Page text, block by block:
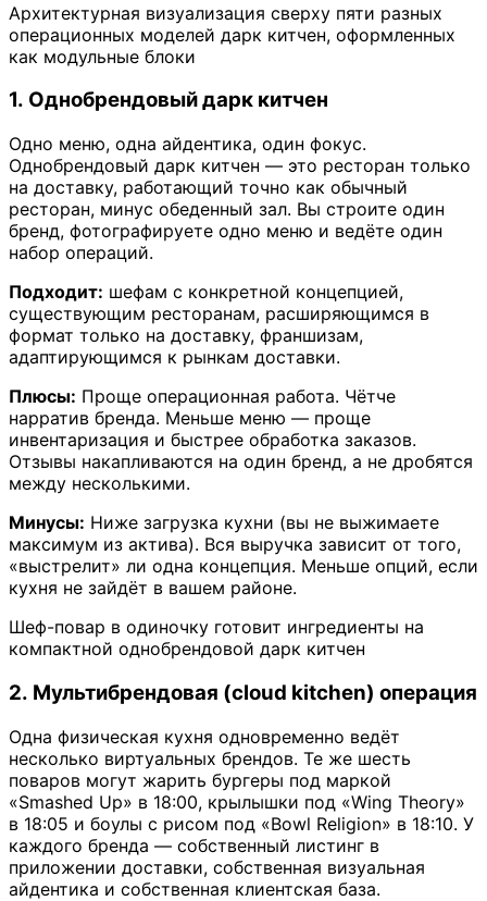
Архитектурная визуализация сверху пяти разных
операционных моделей дарк китчен, оформленных
как модульные блоки
1. Однобрендовый дарк китчен
Одно меню, одна айдентика, один фокус.
Однобрендовый дарк китчен — это ресторан только
на доставку, работающий точно как обычный
ресторан, минус обеденный зал. Вы строите один
бренд, фотографируете одно меню и ведёте один
набор операций.
Подходит: шефам с конкретной концепцией,
существующим ресторанам, расширяющимся в
формат только на доставку, франшизам,
адаптирующимся к рынкам доставки.
Плюсы: Проще операционная работа. Чётче
нарратив бренда. Меньше меню — проще
инвентаризация и быстрее обработка заказов.
Отзывы накапливаются на один бренд, а не дробятся
между несколькими.
Минусы: Ниже загрузка кухни (вы не выжимаете
максимум из актива). Вся выручка зависит от того,
«выстрелит» ли одна концепция. Меньше опций, если
кухня не зайдёт в вашем районе.
Шеф-повар в одиночку готовит ингредиенты на
компактной однобрендовой дарк китчен
2. Мультибрендовая (cloud kitchen) операция
Одна физическая кухня одновременно ведёт
несколько виртуальных брендов. Те же шесть
поваров могут жарить бургеры под маркой
«Smashed Up» в 18:00, крылышки под «Wing Theory»
в 18:05 и боулы с рисом под «Bowl Religion» в 18:10. У
каждого бренда — собственный листинг в
приложении доставки, собственная визуальная
айдентика и собственная клиентская база.